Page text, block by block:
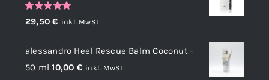
Bewertet
mit5.00von
5
29,50€ inkl. MwSt
alessandro Heel Rescue Balm Coconut -
50 ml 10,00 € inkl. MwSt